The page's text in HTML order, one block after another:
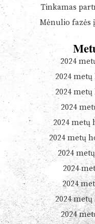
Tinkamas
Mėnulio fazės
2024
2024
2024
2024
2024 metų
2024 metų
2024
2024
2024
2024
2024